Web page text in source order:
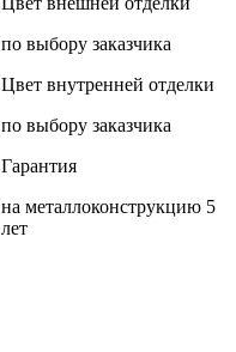
по выбору заказчика
Цвет внутренней отделки
по выбору заказчика
Гарантия
на металлоконструкцию 5
лет